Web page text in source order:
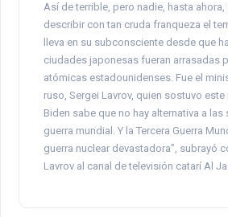
Así de terrible, pero nadie, hasta
describir con tan cruda franqueza el
lleva en su subconsciente desde que
ciudades japonesas fueran arrasadas
atómicas estadounidenses. Fue el
ruso, Sergei Lavrov, quien sostuvo
Biden sabe que no hay alternativa a las
guerra mundial. Y la Tercera Guerra
guerra nuclear devastadora”, subrayó
Lavrov al canal de televisión catarí Al